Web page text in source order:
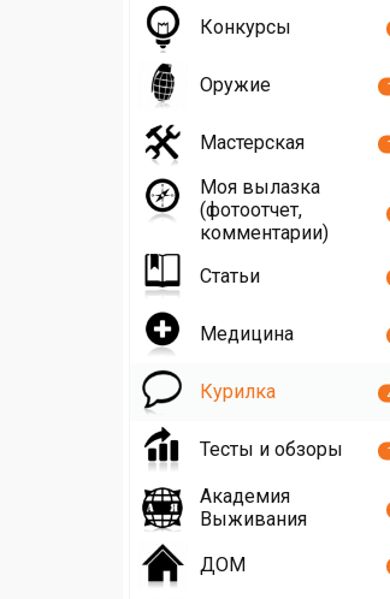
Конкурсы
Оружие
Мастерская
Моя вылазка
(фотоотчет,
комментарии)
Статьи
Медицина
Курилка
Тесты и обзоры
Академия
Выживания
ДОМ